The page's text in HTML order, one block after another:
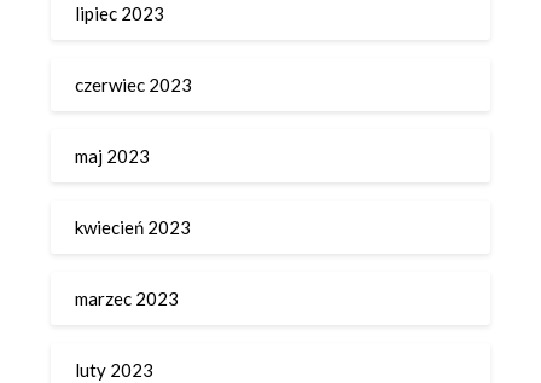
lipiec 2023
czerwiec 2023
maj 2023
kwiecień 2023
marzec 2023
luty 2023